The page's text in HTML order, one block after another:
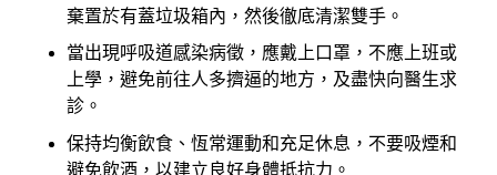
棄置於有蓋垃圾箱內，然後徹底清潔雙手。
當出現呼吸道感染病徵，應戴上口罩，不應上班或
上學，避免前往人多擠逼的地方，及盡快向醫生求
診。
保持均衡飲食、恆常運動和充足休息，不要吸煙和
避免飲酒，以建立良好身體抵抗力。